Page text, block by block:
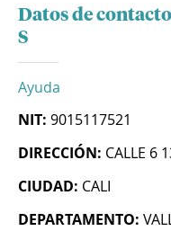
Datos de
S
Ayuda
NIT: 9015117521
DIRECCIÓN: CALLE 6
CIUDAD: CALI
DEPARTAMENTO: